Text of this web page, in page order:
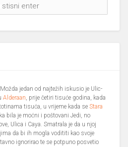
jedan od najtežih iskusio je Ulic-
Alderaan, prije četiri tisuće godina, kada
tisuća, u vrijeme kada seStara
bila je moćni i poštovani Jedi, no
Ulica i Caya. Smatrala je da u njoj
da bi ih mogla vodititi kao svoje
ignorirao te se potpuno posvetio